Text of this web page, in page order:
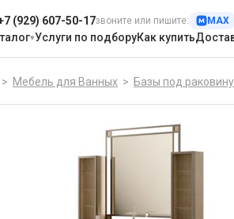
(929) 607-50-17звоните или пишите: MAX
Услуги по подборуКак купить
> Мебель для Ванных > Базы под раковину